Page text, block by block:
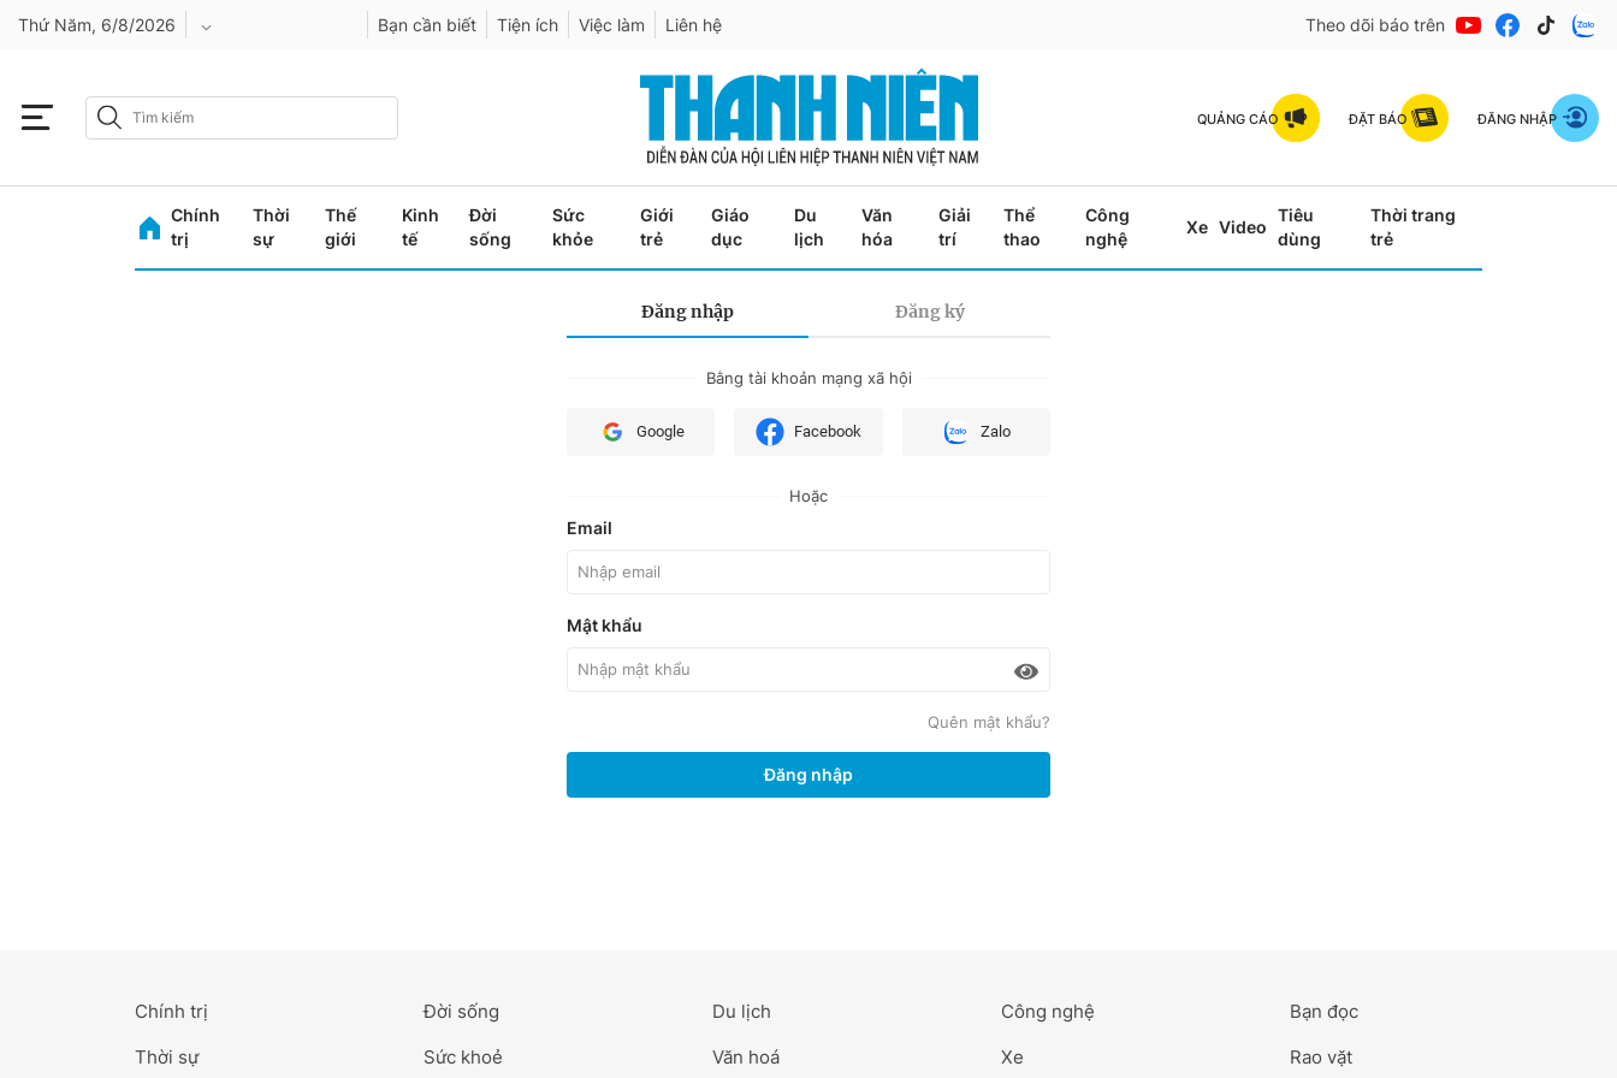
Thứ Năm, 6/8/2026
Bình Phước
Bạn cần biết Tiện ích Việc làm Liên hệ Theo dõi báo trên
QUẢNG CÁO ĐẶT BÁO ĐĂNG NHẬP
Chính
trị
Thời
sự
Thế
giới
Kinh
tế
Đời
sống
Sức
khỏe
Giới
trẻ
Giáo
dục
Du
lịch
Văn
hóa
Giải
trí
Thể
thao
Công
nghệ
Xe Video
Tiêu
dùng
Thời trang
trẻ
Đăng nhập Đăng ký
Bằng tài khoản mạng xã hội
Google Facebook Zalo
Hoặc
Email
Mật khẩu
Quên mật khẩu?
Đăng nhập
Chính trị
Thời sự
Đời sống
Sức khoẻ
Du lịch
Văn hoá
Công nghệ
Xe
Bạn đọc
Rao vặt